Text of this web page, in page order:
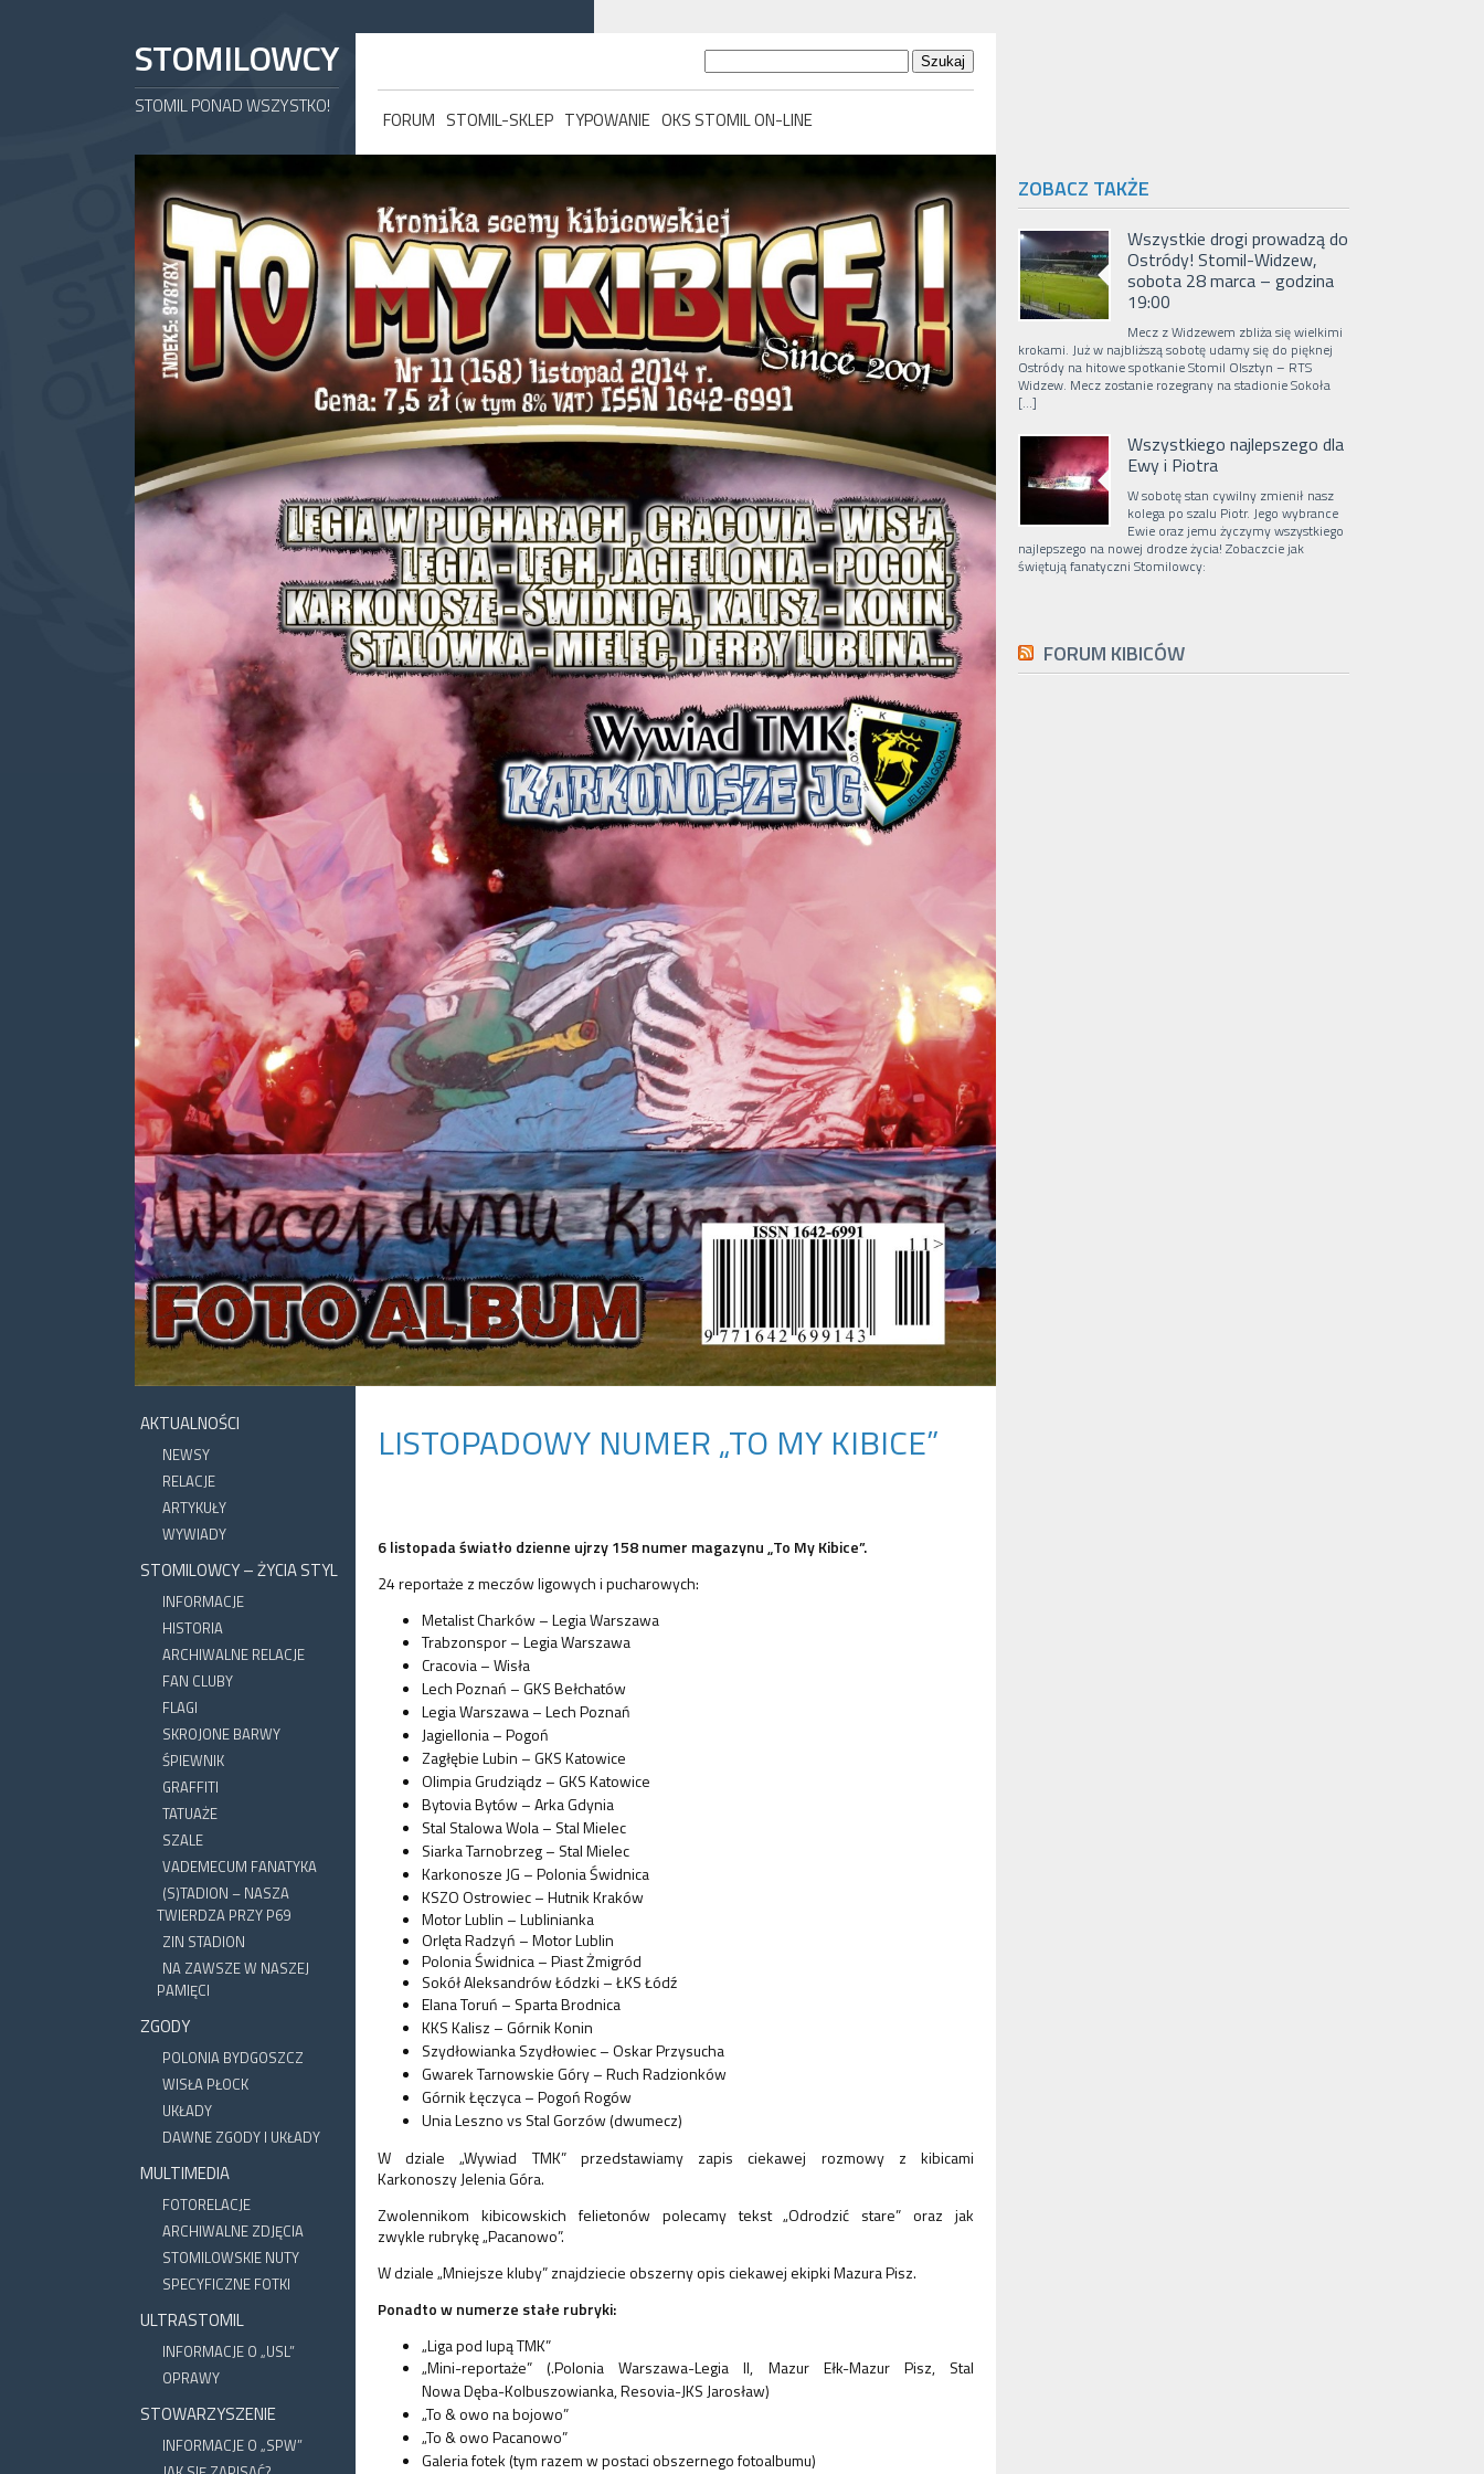
STOMILOWCY
STOMIL PONAD WSZYSTKO!
FORUM STOMIL-SKLEP TYPOWANIE OKS STOMIL ON-LINE
AKTUALNOŚCI
NEWSY
RELACJE
ARTYKUŁY
WYWIADY
STOMILOWCY – ŻYCIA STYL
INFORMACJE
HISTORIA
ARCHIWALNE RELACJE
FAN CLUBY
FLAGI
SKROJONE BARWY
ŚPIEWNIK
GRAFFITI
TATUAŻE
SZALE
VADEMECUM FANATYKA
(S)TADION – NASZA
TWIERDZA PRZY P69
ZIN STADION
NA ZAWSZE W NASZEJ
PAMIĘCI
ZGODY
POLONIA BYDGOSZCZ
WISŁA PŁOCK
UKŁADY
DAWNE ZGODY I UKŁADY
MULTIMEDIA
FOTORELACJE
ARCHIWALNE ZDJĘCIA
STOMILOWSKIE NUTY
SPECYFICZNE FOTKI
ULTRASTOMIL
INFORMACJE O „USL”
OPRAWY
STOWARZYSZENIE
INFORMACJE O „SPW”
LISTOPADOWY NUMER „TO MY KIBICE”
6 listopada światło dzienne ujrzy 158 numer magazynu „To My Kibice”.
24 reportaże z meczów ligowych i pucharowych:
Metalist Charków – Legia Warszawa
Trabzonspor – Legia Warszawa
Cracovia – Wisła
Lech Poznań – GKS Bełchatów
Legia Warszawa – Lech Poznań
Jagiellonia – Pogoń
Zagłębie Lubin – GKS Katowice
Olimpia Grudziądz – GKS Katowice
Bytovia Bytów – Arka Gdynia
Stal Stalowa Wola – Stal Mielec
Siarka Tarnobrzeg – Stal Mielec
Karkonosze JG – Polonia Świdnica
KSZO Ostrowiec – Hutnik Kraków
Motor Lublin – Lublinianka
Orlęta Radzyń – Motor Lublin
Polonia Świdnica – Piast Żmigród
Sokół Aleksandrów Łódzki – ŁKS Łódź
Elana Toruń – Sparta Brodnica
KKS Kalisz – Górnik Konin
Szydłowianka Szydłowiec – Oskar Przysucha
Gwarek Tarnowskie Góry – Ruch Radzionków
Górnik Łęczyca – Pogoń Rogów
Unia Leszno vs Stal Gorzów (dwumecz)
W dziale „Wywiad TMK” przedstawiamy zapis ciekawej rozmowy z kibicami
Karkonoszy Jelenia Góra.
Zwolennikom kibicowskich felietonów polecamy tekst „Odrodzić stare” oraz jak
zwykle rubrykę „Pacanowo”.
W dziale „Mniejsze kluby” znajdziecie obszerny opis ciekawej ekipki Mazura Pisz.
Ponadto w numerze stałe rubryki:
„Liga pod lupą TMK”
„Mini-reportaże” (.Polonia Warszawa-Legia II, Mazur Ełk-Mazur Pisz, Stal
NowaDęba-Kolbuszowianka, Resovia-JKS Jarosław)
„To & owo na bojowo”
„To & owo Pacanowo”
Galeria fotek (tym razem w postaci obszernego fotoalbumu)
ZOBACZ TAKŻE
Wszystkie drogi prowadzą do
Ostródy! Stomil-Widzew,
sobota 28 marca – godzina
19:00
Mecz z Widzewem zbliża się wielkimi
krokami. Już w najbliższą sobotę udamy się do pięknej
Ostródy na hitowe spotkanie Stomil Olsztyn – RTS
Widzew. Mecz zostanie rozegrany na stadionie Sokoła
[…]
Wszystkiego najlepszego dla
Ewy i Piotra
W sobotę stan cywilny zmienił nasz
kolega po szalu Piotr. Jego wybrance
Ewie oraz jemu życzymy wszystkiego
najlepszego na nowej drodze życia! Zobaczcie jak
świętują fanatyczni Stomilowcy:
FORUM KIBICÓW